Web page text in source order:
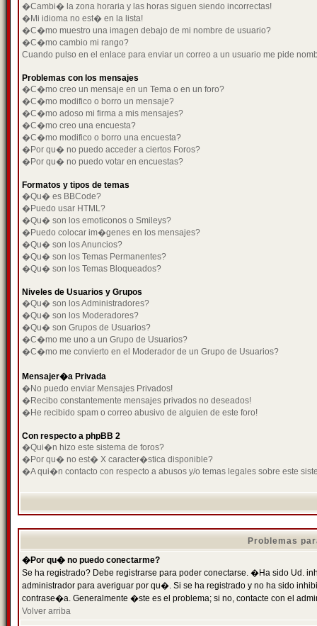
�Cambi� la zona horaria y las horas siguen siendo incorrectas!
�Mi idioma no est� en la lista!
�C�mo muestro una imagen debajo de mi nombre de usuario?
�C�mo cambio mi rango?
Cuando pulso en el enlace para enviar un correo a un usuario me pide
Problemas con los mensajes
�C�mo creo un mensaje en un Tema o en un foro?
�C�mo modifico o borro un mensaje?
�C�mo adoso mi firma a mis mensajes?
�C�mo creo una encuesta?
�C�mo modifico o borro una encuesta?
�Por qu� no puedo acceder a ciertos Foros?
�Por qu� no puedo votar en encuestas?
Formatos y tipos de temas
�Qu� es BBCode?
�Puedo usar HTML?
�Qu� son los emoticonos o Smileys?
�Puedo colocar im�genes en los mensajes?
�Qu� son los Anuncios?
�Qu� son los Temas Permanentes?
�Qu� son los Temas Bloqueados?
Niveles de Usuarios y Grupos
�Qu� son los Administradores?
�Qu� son los Moderadores?
�Qu� son Grupos de Usuarios?
�C�mo me uno a un Grupo de Usuarios?
�C�mo me convierto en el Moderador de un Grupo de Usuarios?
Mensajer�a Privada
�No puedo enviar Mensajes Privados!
�Recibo constantemente mensajes privados no deseados!
�He recibido spam o correo abusivo de alguien de este foro!
Con respecto a phpBB 2
�Qui�n hizo este sistema de foros?
�Por qu� no est� X caracter�stica disponible?
�A qui�n contacto con respecto a abusos y/o temas legales sobre este
Problemas
�Por qu� no puedo conectarme?
Se ha registrado? Debe registrarse para poder conectarse. �Ha sido Ud.
administrador para averiguar por qu�. Si se ha registrado y no ha sido
contrase�a. Generalmente �ste es el problema; si no, contacte con el
Volver arriba